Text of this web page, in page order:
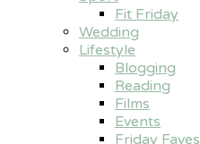
Fit Friday
Wedding
Lifestyle
Blogging
Reading
Films
Events
Friday Faves